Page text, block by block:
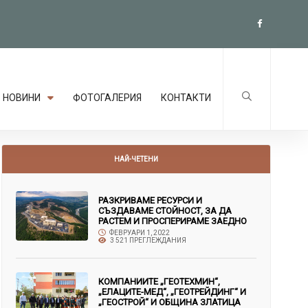
НОВИНИ ФОТОГАЛЕРИЯ КОНТАКТИ
НАЙ-ЧЕТЕНИ
РАЗКРИВАМЕ РЕСУРСИ И
СЪЗДАВАМЕ СТОЙНОСТ, ЗА ДА
РАСТЕМ И ПРОСПЕРИРАМЕ ЗАЕДНО
ФЕВРУАРИ 1, 2022
3 521 ПРЕГЛЕЖДАНИЯ
КОМПАНИИТЕ „ГЕОТЕХМИН“,
„ЕЛАЦИТЕ-МЕД“, „ГЕОТРЕЙДИНГ“ И
„ГЕОСТРОЙ“ И ОБЩИНА ЗЛАТИЦА